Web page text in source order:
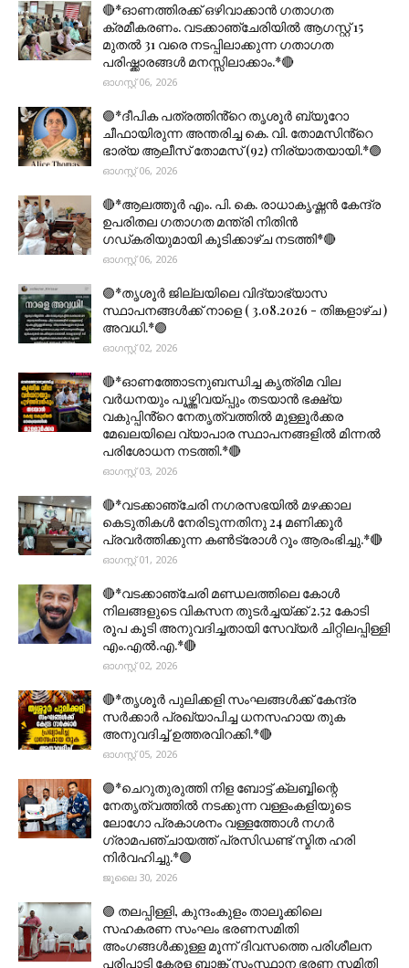
🔴*ഓണത്തിരക്ക് ഒഴിവാക്കാൻ ഗതാഗത
ക്രമീകരണം. വടക്കാഞ്ചേരിയിൽ ആഗസ്റ്റ് 15
മുതല്‍ 31 വരെ നടപ്പിലാക്കുന്ന ഗതാഗത
പരിഷ്ക്കാരങ്ങൾ മനസ്സിലാക്കാം.*🔴
ഓഗസ്റ്റ് 06, 2026
🟣*ദീപിക പത്രത്തിൻ്റെ തൃശൂർ ബ്യൂറോ
ചീഫായിരുന്ന അന്തരിച്ച കെ. വി. തോമസിൻ്റെ
ഭാര്യ ആലീസ് തോമസ് (92) നിര്യാതയായി.*🟣
ഓഗസ്റ്റ് 06, 2026
🔴*ആലത്തൂർ എം. പി. കെ. രാധാകൃഷ്ണൻ കേന്ദ്ര
ഉപരിതല ഗതാഗത മന്ത്രി നിതിൻ
ഗഡ്കരിയുമായി കൂടിക്കാഴ്ച നടത്തി*🔴
ഓഗസ്റ്റ് 06, 2026
🟣*തൃശൂര്‍ ജില്ലയിലെ വിദ്യാഭ്യാസ
സ്ഥാപനങ്ങൾക്ക് നാളെ ( 3.08.2026 - തിങ്കളാഴ്ച )
അവധി.*🟣
ഓഗസ്റ്റ് 02, 2026
🔴*ഓണത്തോടനുബന്ധിച്ച കൃത്രിമ വില
വർധനയും പൂഴ്ത്തിവയ്പ്പും തടയാൻ ഭക്ഷ്യ
വകുപ്പിൻ്റെ നേതൃത്വത്തിൽ മുള്ളൂർക്കര
മേഖലയിലെ വ്യാപാര സ്ഥാപനങ്ങളിൽ മിന്നൽ
പരിശോധന നടത്തി.*🔴
ഓഗസ്റ്റ് 03, 2026
🔴*വടക്കാഞ്ചേരി നഗരസഭയിൽ മഴക്കാല
കെടുതികൾ നേരിടുന്നതിനു 24 മണിക്കൂർ
പ്രവർത്തിക്കുന്ന കൺട്രോൾ റൂം ആരംഭിച്ചു.*🔴
ഓഗസ്റ്റ് 01, 2026
🔴*വടക്കാഞ്ചേരി മണ്ഡലത്തിലെ കോൾ
നിലങ്ങളുടെ വികസന തുടർച്ചയ്ക്ക് 2.52 കോടി
രൂപ കൂടി അനുവദിച്ചതായി സേവ്യർ ചിറ്റിലപ്പിള്ളി
എം.എൽ.എ.*🔴
ഓഗസ്റ്റ് 02, 2026
🔴*തൃശൂര്‍ പുലിക്കളി സംഘങ്ങള്‍ക്ക് കേന്ദ്ര
സര്‍ക്കാര്‍ പ്രഖ്യാപിച്ച ധനസഹായ തുക
അനുവദിച്ച് ഉത്തരവിറക്കി.*🔴
ഓഗസ്റ്റ് 05, 2026
🟣*ചെറുതുരുത്തി നിള ബോട്ട് ക്ലബ്ബിന്റെ
നേതൃത്വത്തിൽ നടക്കുന്ന വള്ളംകളിയുടെ
ലോഗോ പ്രകാശനം വള്ളത്തോൾ നഗർ
ഗ്രാമപഞ്ചായത്ത് പ്രസിഡണ്ട് സ്മിത ഹരി
നിർവഹിച്ചു.*🟣
ജൂലൈ 30, 2026
🟣 തലപ്പിള്ളി, കുന്ദംകുളം താലൂക്കിലെ
സഹകരണ സംഘം ഭരണസമിതി
അംഗങ്ങൾക്കുള്ള മൂന്ന് ദിവസത്തെ പരിശീലന
പരിപാടി കേരള ബാങ്ക് സംസ്ഥാന ഭരണ സമിതി